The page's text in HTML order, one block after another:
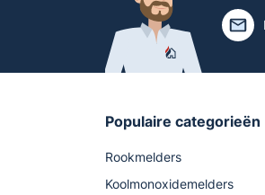
Populaire categorieën
Rookmelders
Koolmonoxidemelders